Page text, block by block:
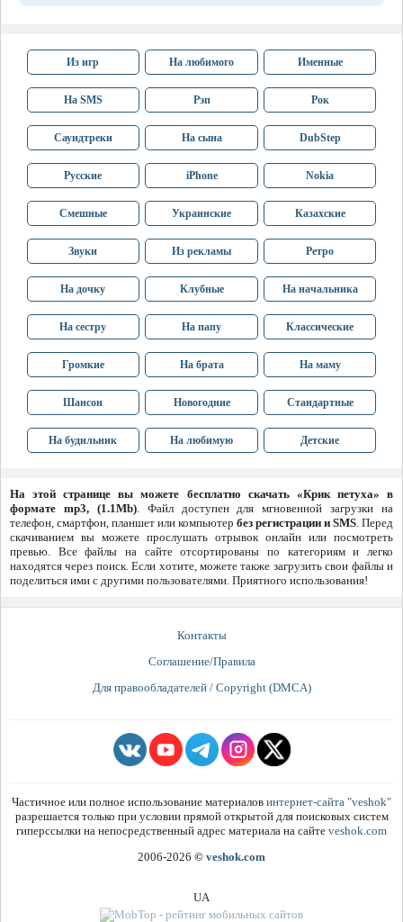
Из игр На любимого Именные
На SMS Рэп Рок
Саундтреки На сына DubStep
Русские iPhone Nokia
Смешные Украинские Казахские
Звуки Из рекламы Ретро
На дочку Клубные На начальника
На сестру На папу Классические
Громкие На брата На маму
Шансон Новогодние Стандартные
На будильник На любимую Детские
На этой странице вы можете бесплатно скачать «Крик петуха» в
формате mp3, (1.1Mb). Файл доступен для мгновенной загрузки на
телефон, смартфон, планшет или компьютер без регистрации и SMS. Перед
скачиванием вы можете прослушать отрывок онлайн или посмотреть
превью. Все файлы на сайте отсортированы по категориям и легко
находятся через поиск. Если хотите, можете также загрузить свои файлы и
поделиться ими с другими пользователями. Приятного использования!
Контакты
Соглашение/Правила
Для правообладателей / Copyright (DMCA)
Частичное или полное использование материалов интернет-сайта "veshok"
разрешается только при условии прямой открытой для поисковых систем
гиперссылки на непосредственный адрес материала на сайте veshok.com
2006-2026 © veshok.com
UA